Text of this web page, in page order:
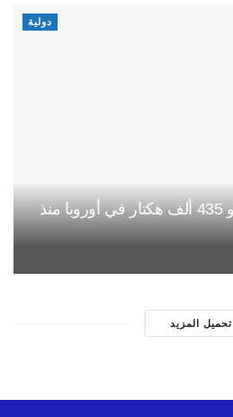
دولية
حرائق الغابات تلتهم نحو 435 ألف هكتار في أوروبا منذ
تحميل المزيد